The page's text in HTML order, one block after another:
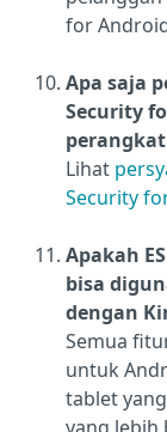
for
Apa saja
Security
Lihat
Security
Apakah
bisa
dengan
Semua
untuk
tablet